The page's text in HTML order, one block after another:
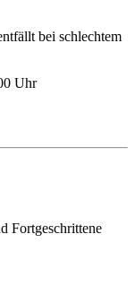
bei schlechtem
Uhr
Fortgeschrittene